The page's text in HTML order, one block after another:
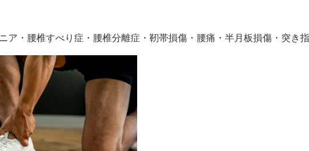
ア・腰椎すべり症・腰椎分離症・靭帯損傷・腰痛・半月板損傷・突き